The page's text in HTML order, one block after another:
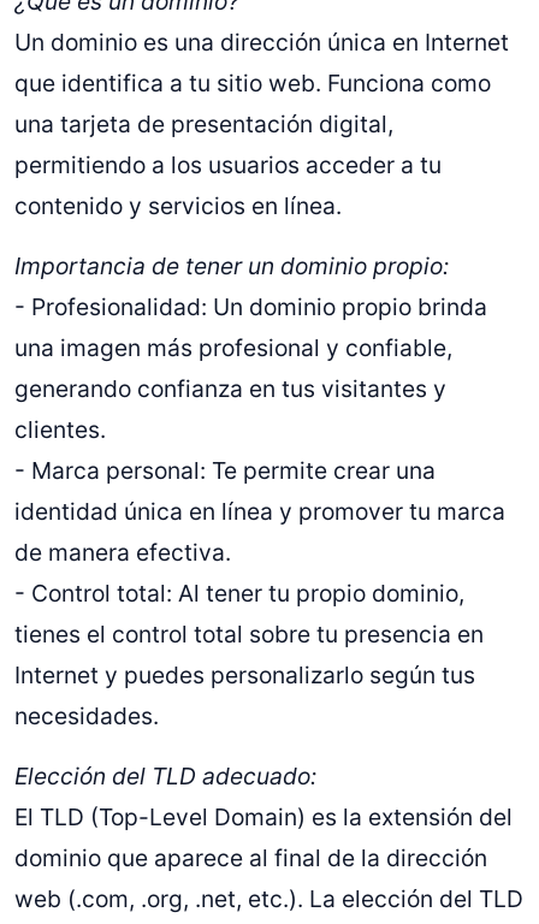
Un dominio es una dirección única en Internet
que identifica a tu sitio web. Funciona como
una tarjeta de presentación digital,
permitiendo a los usuarios acceder a tu
contenido y servicios en línea.
Importancia de tener un dominio propio:
- Profesionalidad: Un dominio propio brinda
una imagen más profesional y confiable,
generando confianza en tus visitantes y
clientes.
- Marca personal: Te permite crear una
identidad única en línea y promover tu marca
de manera efectiva.
- Control total: Al tener tu propio dominio,
tienes el control total sobre tu presencia en
Internet y puedes personalizarlo según tus
necesidades.
Elección del TLD adecuado:
El TLD (Top-Level Domain) es la extensión del
dominio que aparece al final de la dirección
web (.com, .org, .net, etc.). La elección del TLD